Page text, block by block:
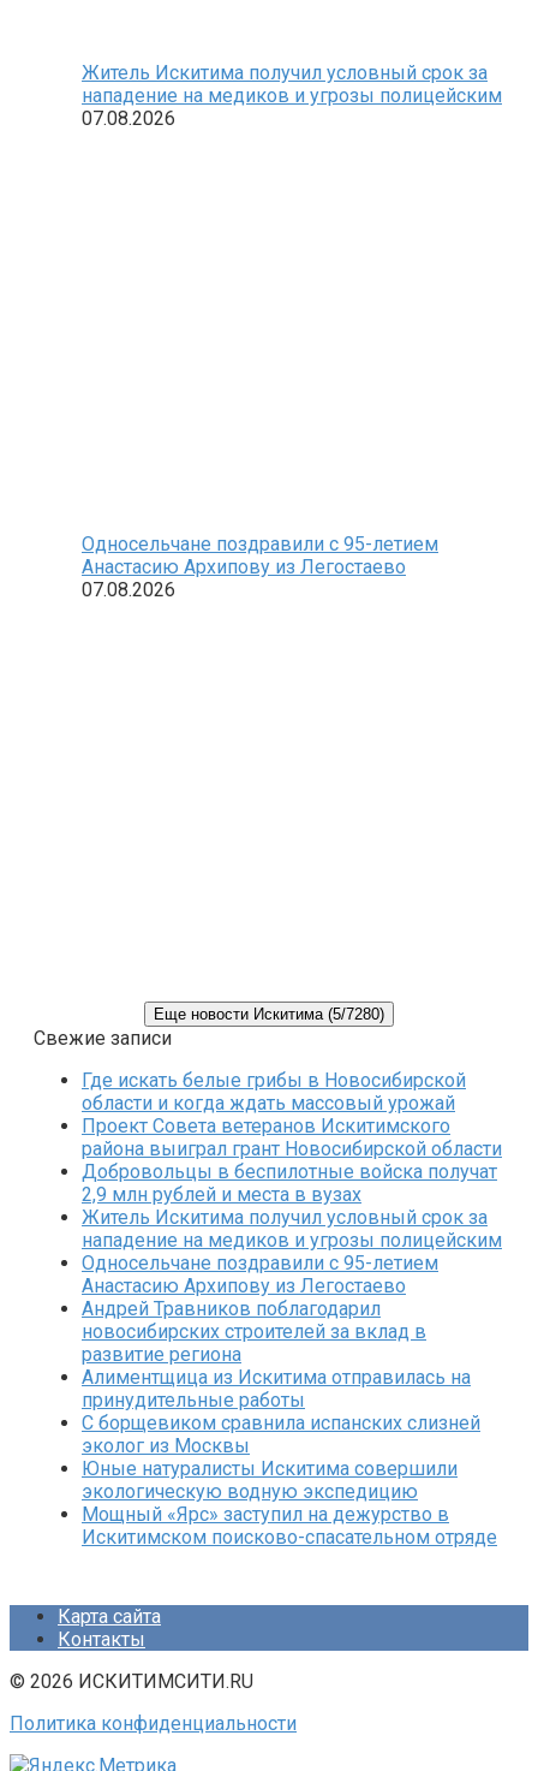
Житель Искитима получил условный срок за
нападение на медиков и угрозы полицейским
07.08.2026
Односельчане поздравили с 95-летием
Анастасию Архипову из Легостаево
07.08.2026
Еще новости Искитима (5/7280)
Свежие записи
Где искать белые грибы в Новосибирской
области и когда ждать массовый урожай
Проект Совета ветеранов Искитимского
района выиграл грант Новосибирской области
Добровольцы в беспилотные войска получат
2,9 млн рублей и места в вузах
Житель Искитима получил условный срок за
нападение на медиков и угрозы полицейским
Односельчане поздравили с 95-летием
Анастасию Архипову из Легостаево
Андрей Травников поблагодарил
новосибирских строителей за вклад в
развитие региона
Алиментщица из Искитима отправилась на
принудительные работы
С борщевиком сравнила испанских слизней
эколог из Москвы
Юные натуралисты Искитима совершили
экологическую водную экспедицию
Мощный «Ярс» заступил на дежурство в
Искитимском поисково-спасательном отряде
Карта сайта
Контакты
© 2026 ИСКИТИМСИТИ.RU
Политика конфиденциальности